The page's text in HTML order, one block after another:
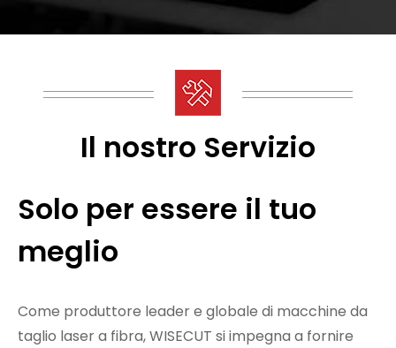
Il nostro Servizio
Solo per essere il tuo
meglio
Come produttore leader e globale di macchine da
taglio laser a fibra, WISECUT si impegna a fornire